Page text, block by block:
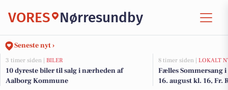
VORES Nørresundby
Seneste nyt ›
3 timer siden | BILER
10 dyreste biler til salg i nærheden af
Aalborg Kommune
8 timer siden | LOKALT
Fælles Sommersang
16. august kl. 16, Fr.